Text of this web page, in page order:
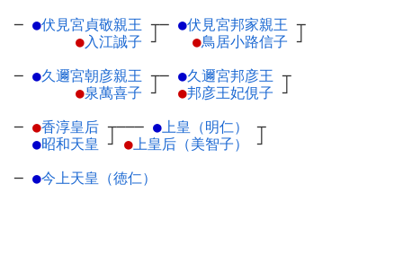
─ ●伏見宮貞敬親王 ┬
●入江誠子 ┘
─ ●伏見宮邦家親王 ┬
●鳥居小路信子 ┘
─ ●久邇宮朝彦親王 ┬
●泉萬喜子 ┘
─ ●久邇宮邦彦王 ┬
●邦彦王妃俔子 ┘
─ ●香淳皇后 ┬
●昭和天皇 ┘
─── ●上皇（明仁）
┬
●上皇后（美智子） ┘
─ ●今上天皇（徳仁）